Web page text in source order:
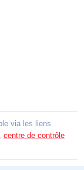
via les liens
, centre de contrôle